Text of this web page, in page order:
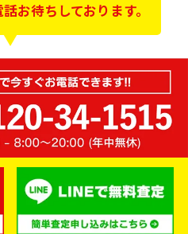
お待ちしております。